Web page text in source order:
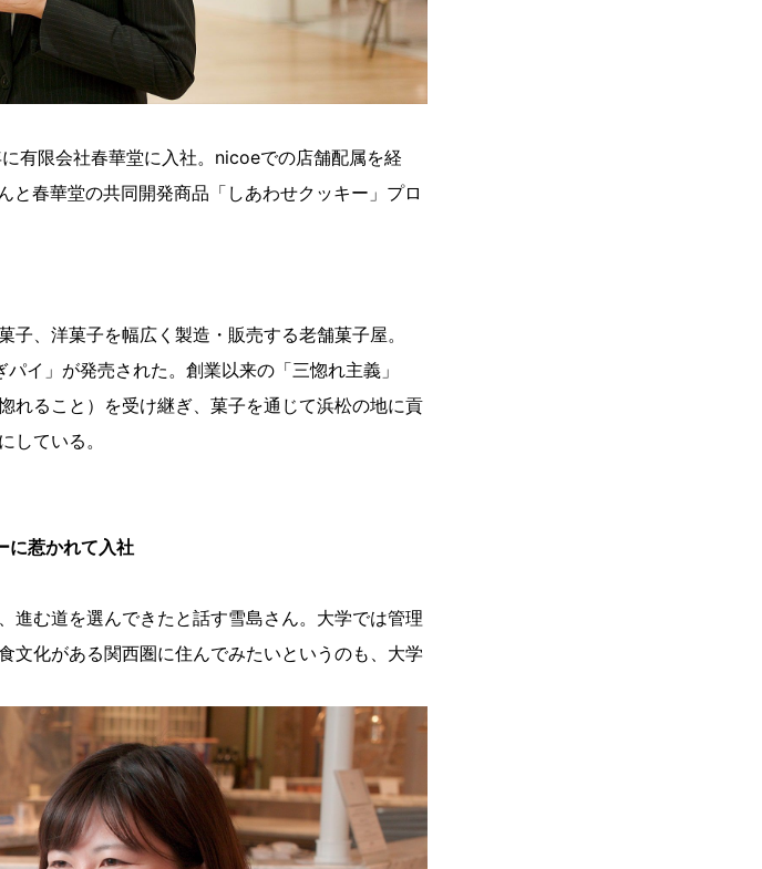
有限会社春華堂に入社。nicoeでの店舗配属を経
春華堂の共同開発商品「しあわせクッキー」プロ
、洋菓子を幅広く製造・販売する老舗菓子屋。
イ」が発売された。創業以来の「三惚れ主義」
れること）を受け継ぎ、菓子を通じて浜松の地に貢
している。
に惹かれて入社
進む道を選んできたと話す雪島さん。大学では管理
文化がある関西圏に住んでみたいというのも、大学